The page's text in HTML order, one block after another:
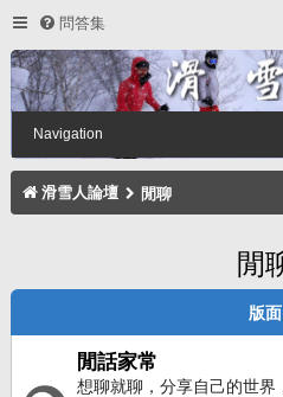
問答集
Navigation
滑雪人論壇 閒聊
閒
版面
閒話家常
想聊就聊，分享自己的世界